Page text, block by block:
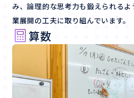
み、論理的な思考力も鍛えられる
業展開の工夫に取り組んでいます。
算数